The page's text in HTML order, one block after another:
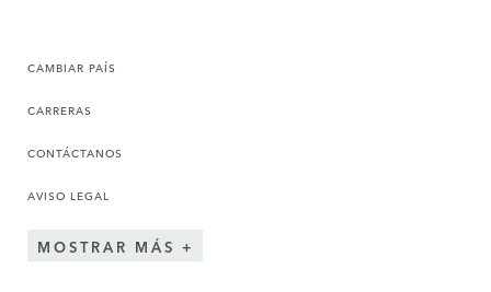
CAMBIAR PAÍS
CARRERAS
CONTÁCTANOS
AVISO LEGAL
MOSTRAR MÁS